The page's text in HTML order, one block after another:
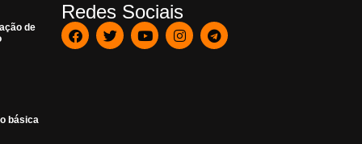
de
básica
Redes Sociais